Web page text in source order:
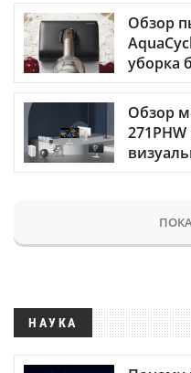
Обзор
уборка
Обзор
НАУКА